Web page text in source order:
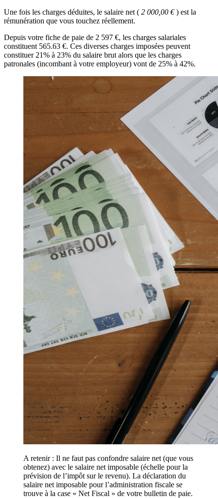
Une fois les charges déduites, le salaire net ( 2 000,00 €) est la
rémunération que vous touchez réellement.
Depuis votre fiche de paie de 2 597 €, les charges salariales
constituent 565.63 €. Ces diverses charges imposées peuvent
constituer 21% à 23% du salaire brut alors que les charges
patronales (incombant à votre employeur) vont de 25% à 42%.
A retenir : Il ne faut pas confondre salaire net (que vous
obtenez) avec le salaire net imposable (échelle pour la
prévision de l’impôt sur le revenu). La déclaration du
salaire net imposable pour l’administration fiscale se
trouve à la case « Net Fiscal » de votre bulletin de paie.